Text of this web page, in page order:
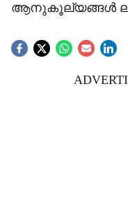
ആനുകൂല്യങ്ങൾ